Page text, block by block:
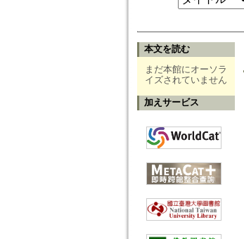
本文を読む
まだ本館にオーソラ
イズされていません
加えサービス